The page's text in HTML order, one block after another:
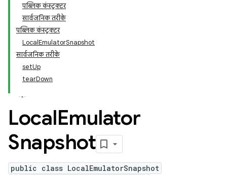
पब्लिक कंस्ट्रक्टर
सार्वजनिक तरीके
पब्लिक कंस्ट्रक्टर
LocalEmulatorSnapshot
सार्वजनिक तरीके
setUp
tearDown
LocalEmulator
Snapshot
public class LocalEmulatorSnapshot